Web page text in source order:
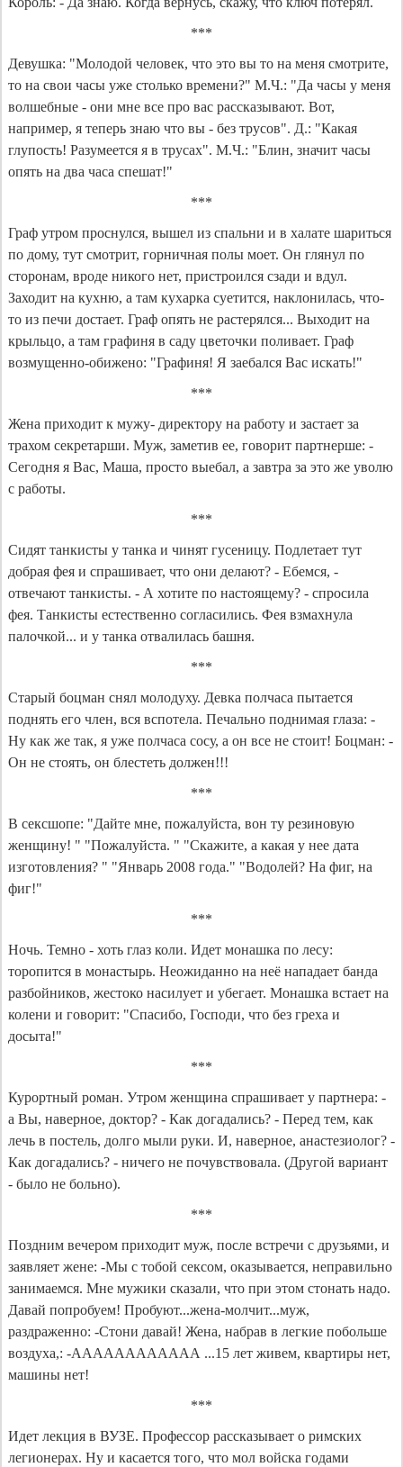
***
Девушка: "Молодой человек, что это вы то на меня смотрите,
то на свои часы уже столько времени?" М.Ч.: "Да часы у меня
волшебные - они мне все про вас рассказывают. Вот,
например, я теперь знаю что вы - без трусов". Д.: "Какая
глупость! Разумеется я в трусах". М.Ч.: "Блин, значит часы
опять на два часа спешат!"
***
Граф утром проснулся, вышел из спальни и в халате шариться
по дому, тут смотрит, горничная полы моет. Он глянул по
сторонам, вроде никого нет, пристроился сзади и вдул.
Заходит на кухню, а там кухарка суетится, наклонилась, что-
то из печи достает. Граф опять не растерялся... Выходит на
крыльцо, а там графиня в саду цветочки поливает. Граф
возмущенно-обижено: "Графиня! Я заебался Вас искать!"
***
Жена приходит к мужу- директору на работу и застает за
трахом секретарши. Муж, заметив ее, говорит партнерше: -
Сегодня я Вас, Маша, просто выебал, а завтра за это же уволю
с работы.
***
Сидят танкисты у танка и чинят гусеницу. Подлетает тут
добрая фея и спрашивает, что они делают? - Ебемся, -
отвечают танкисты. - А хотите по настоящему? - спросила
фея. Танкисты естественно согласились. Фея взмахнула
палочкой... и у танка отвалилась башня.
***
Старый боцман снял молодуху. Девка полчаса пытается
поднять его член, вся вспотела. Печально поднимая глаза: -
Ну как же так, я уже полчаса сосу, а он все не стоит! Боцман: -
Он не стоять, он блестеть должен!!!
***
В сексшопе: "Дайте мне, пожалуйста, вон ту резиновую
женщину! " "Пожалуйста. " "Скажите, а какая у нее дата
изготовления? " "Январь 2008 года." "Водолей? На фиг, на
фиг!"
***
Ночь. Темно - хоть глаз коли. Идет монашка по лесу:
торопится в монастырь. Неожиданно на неё нападает банда
разбойников, жестоко насилует и убегает. Монашка встает на
колени и говорит: "Спасибо, Господи, что без греха и
досыта!"
***
Курортный роман. Утром женщина спрашивает у партнера: -
а Вы, наверное, доктор? - Как догадались? - Перед тем, как
лечь в постель, долго мыли руки. И, наверное, анастезиолог? -
Как догадались? - ничего не почувствовала. (Другой вариант
- было не больно).
***
Поздним вечером приходит муж, после встречи с друзьями, и
заявляет жене: -Мы с тобой сексом, оказывается, неправильно
занимаемся. Мне мужики сказали, что при этом стонать надо.
Давай попробуем! Пробуют...жена-молчит...муж,
раздраженно: -Стони давай! Жена, набрав в легкие побольше
воздуха,: -АААААААААААА ...15 лет живем, квартиры нет,
машины нет!
***
Идет лекция в ВУЗЕ. Профессор рассказывает о римских
легионерах. Ну и касается того, что мол войска годами